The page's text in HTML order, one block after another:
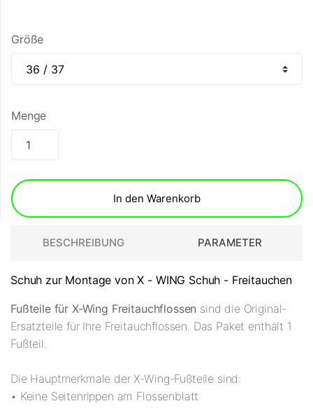
Größe
Menge
In den Warenkorb
BESCHREIBUNG PARAMETER
Schuh zur Montage von X - WING Schuh - Freitauchen
Fußteile für X-Wing Freitauchflossen sind die Original-
Ersatzteile für Ihre Freitauchflossen. Das Paket enthält 1
Fußteil.
Die Hauptmerkmale der X-Wing-Fußteile sind:
• Keine Seitenrippen am Flossenblatt